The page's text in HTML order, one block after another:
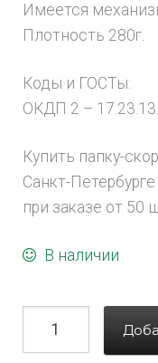
Имеется
Плотность 280г.
Коды и ГОСТы:
ОКДП 2 –
Купить папку-
Санкт-
при заказе от 50
В наличии